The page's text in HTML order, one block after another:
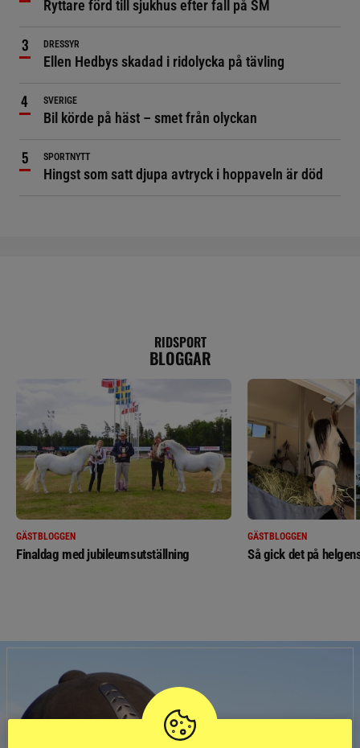
Ryttare förd till sjukhus efter fall på SM
DRESSYR
Ellen Hedbys skadad i ridolycka på tävling
SVERIGE
Bil körde på häst – smet från olyckan
SPORTNYTT
Hingst som satt djupa avtryck i hoppaveln är död
RIDSPORT
BLOGGAR
GÄSTBLOGGEN
Finaldag med jubileumsutställning
GÄSTBLOGGEN
Så gick det på